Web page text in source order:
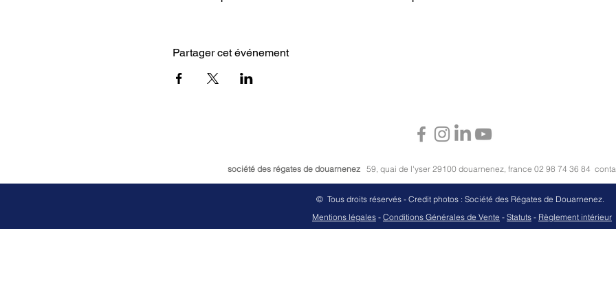
Partager cet événement
société des régates de douarnenez 59, quai de l'yser 29100 douarnenez, france 02 98 74 36 84
© Tous droits réservés - Credit photos : Société des Régates de Douarnenez.
Mentions légales - Conditions Générales de Vente - Statuts - Règlement intérieur